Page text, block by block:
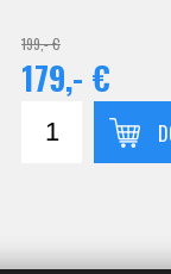
199,- €
179,- €